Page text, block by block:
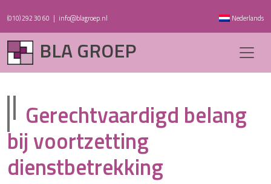
(010) 292 30 60 | info@blagroep.nl Nederlands
BLA GROEP
Gerechtvaardigd belang
bij voortzetting
dienstbetrekking